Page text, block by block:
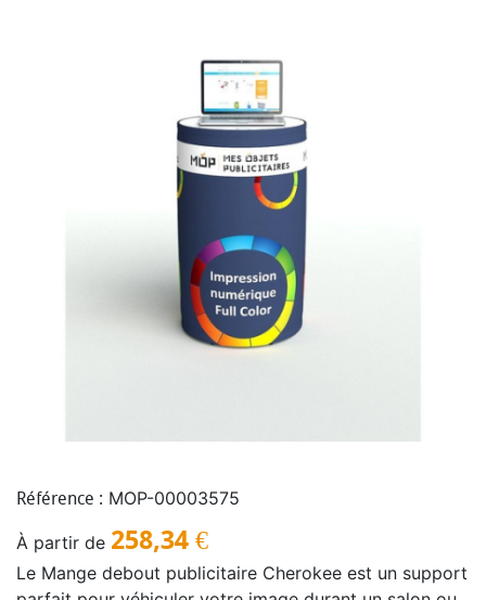
Référence : MOP-00003575
À partir de 258,34 €
Le Mange debout publicitaire Cherokee est un support